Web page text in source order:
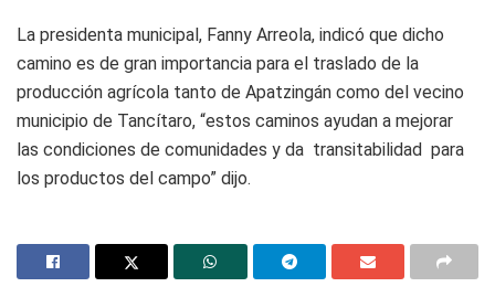
La presidenta municipal, Fanny Arreola, indicó que dicho
camino es de gran importancia para el traslado de la
producción agrícola tanto de Apatzingán como del vecino
municipio de Tancítaro, “estos caminos ayudan a mejorar
las condiciones de comunidades y da transitabilidad para
los productos del campo” dijo.